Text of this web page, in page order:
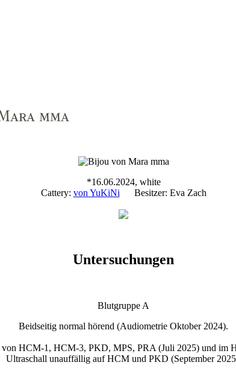
*16.06.2024, white
Cattery: von YuKiNi Besitzer: Eva Zach
Untersuchungen
Blutgruppe A
Beidseitig normal hörend (Audiometrie Oktober 2024).
von HCM-1, HCM-3, PKD, MPS, PRA (Juli 2025) und im
Ultraschall unauffällig auf HCM und PKD (September